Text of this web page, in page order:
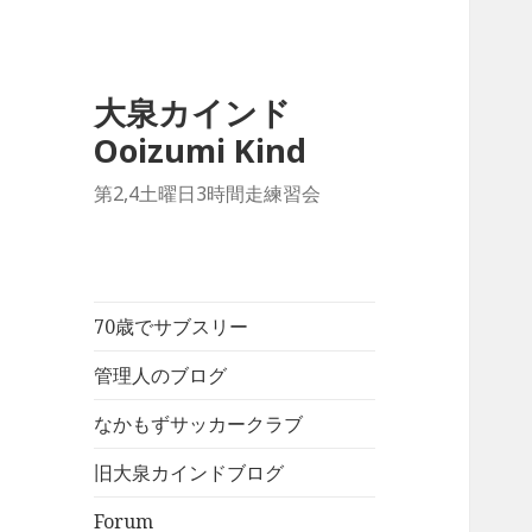
大泉カインド
Ooizumi Kind
第2,4土曜日3時間走練習会
70歳でサブスリー
管理人のブログ
なかもずサッカークラブ
旧大泉カインドブログ
Forum